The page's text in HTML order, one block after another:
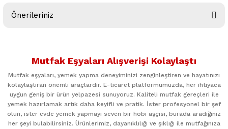
Önerileriniz
kullanarak tarafımıza iletebilirsiniz.
Ürün resmi kalitesiz, bozuk veya görüntülenemiyor.
Ürün açıklamasında eksik bilgiler bulunuyor.
Ürün bilgilerinde hatalar bulunuyor.
Mutfak Eşyaları Alışverişi Kolaylaştı
Mutfak eşyaları, yemek yapma deneyiminizi zenginleştiren ve hayatınızı
kolaylaştıran önemli araçlardır. E-ticaret platformumuzda, her ihtiyaca
uygun geniş bir ürün yelpazesi sunuyoruz. Kaliteli mutfak gereçleri ile
yemek hazırlamak artık daha keyifli ve pratik. İster profesyonel bir şef
olun, ister evde yemek yapmayı seven bir hobi aşçısı, burada aradığınız
her şeyi bulabilirsiniz. Ürünlerimiz, dayanıklılığı ve şıklığı ile mutfağınıza